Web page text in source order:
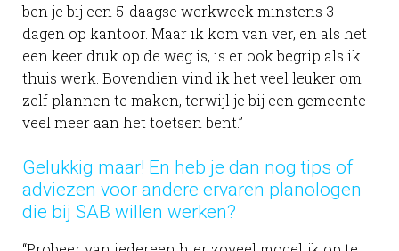
ben je bij een 5-daagse werkweek minstens 3
dagen op kantoor. Maar ik kom van ver, en als het
een keer druk op de weg is, is er ook begrip als ik
thuis werk. Bovendien vind ik het veel leuker om
zelf plannen te maken, terwijl je bij een gemeente
veel meer aan het toetsen bent.”
Gelukkig maar! En heb je dan nog tips of
adviezen voor andere ervaren planologen
die bij SAB willen werken?